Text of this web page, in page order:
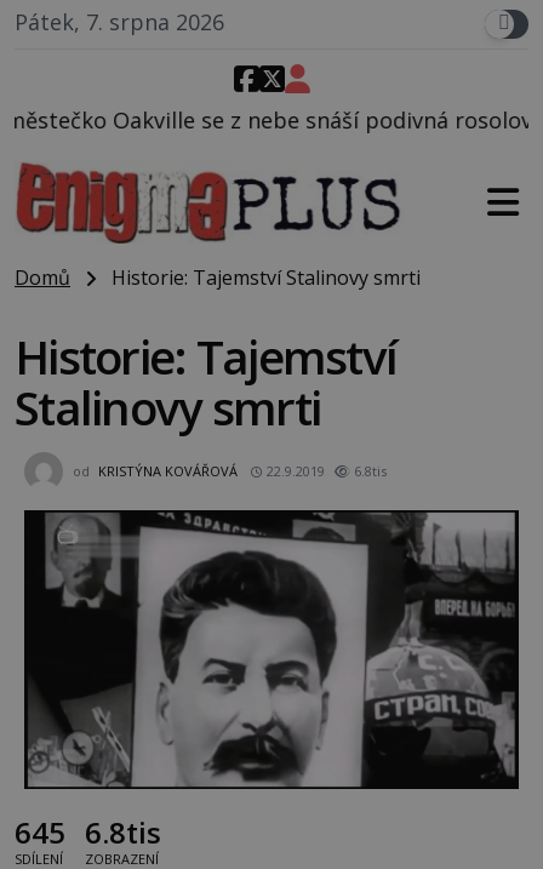
Pátek, 7. srpna 2026
z nebe snáší podivná rosolovitá látka
Domů Historie: Tajemství Stalinovy smrti
Historie: Tajemství
Stalinovy smrti
od KRISTÝNA KOVÁŘOVÁ 22.9.2019 6.8tis
645
SDÍLENÍ
6.8tis
ZOBRAZENÍ